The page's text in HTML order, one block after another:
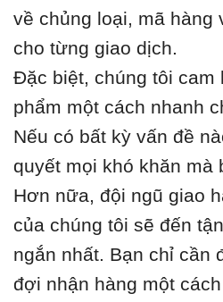
về chủng loại, mã hàng
cho từng giao dịch.
Đặc biệt, chúng tôi cam
phẩm một cách nhanh
Nếu có bất kỳ vấn đề
quyết mọi khó khăn mà
Hơn nữa, đội ngũ giao
của chúng tôi sẽ đến
ngắn nhất. Bạn chỉ cần
đợi nhận hàng một